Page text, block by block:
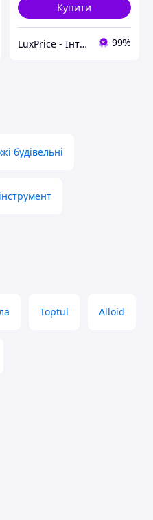
Купити
LuxPrice - Інтернет магазин інструментів і автоаксесуарів 99%
будівельні
Toptul Alloid